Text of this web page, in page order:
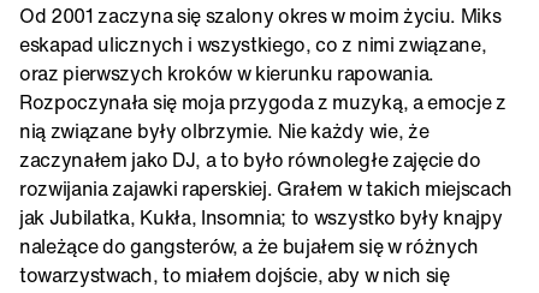
Od 2001 zaczyna się szalony okres w moim życiu. Miks
eskapad ulicznych i wszystkiego, co z nimi związane,
oraz pierwszych kroków w kierunku rapowania.
Rozpoczynała się moja przygoda z muzyką, a emocje z
nią związane były olbrzymie. Nie każdy wie, że
zaczynałem jako DJ, a to było równoległe zajęcie do
rozwijania zajawki raperskiej. Grałem w takich miejscach
jak Jubilatka, Kukła, Insomnia; to wszystko były knajpy
należące do gangsterów, a że bujałem się w różnych
towarzystwach, to miałem dojście, aby w nich się